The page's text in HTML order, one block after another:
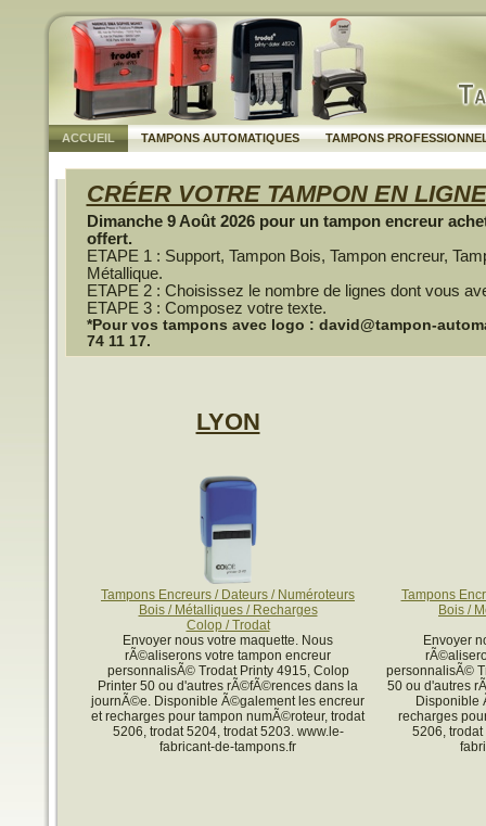
ACCUEIL TAMPONS AUTOMATIQUES TAMPONS
CRÉER VOTRE TAMPON EN LIGNE
Dimanche 9 Août 2026 pour un tampon encreur
offert.
ETAPE 1 : Support, Tampon Bois, Tampon encreur,
Métallique.
ETAPE 2 : Choisissez le nombre de lignes dont vous
ETAPE 3 : Composez votre texte.
*Pour vos tampons avec logo : david@tampon-
74 11 17.
LYON
Tampons Encreurs / Dateurs / Numéroteurs
Bois / Métalliques / Recharges
Colop / Trodat
Envoyer nous votre maquette. Nous
rÃ©aliserons votre tampon encreur
personnalisÃ© Trodat Printy 4915, Colop
Printer 50 ou d'autres rÃ©fÃ©rences dans la
journÃ©e. Disponible Ã©galement les encreur
et recharges pour tampon numÃ©roteur, trodat
5206, trodat 5204, trodat 5203. www.le-
fabricant-de-tampons.fr
Tampons
Bois /
Envoyer
personnalisÃ©
50 ou d'autres
Disponible
recharges
5206,